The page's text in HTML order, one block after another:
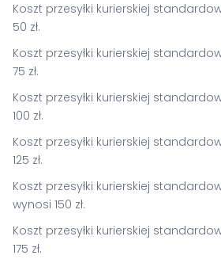
Koszt przesyłki kurierskiej
50 zł.
Koszt przesyłki kurierskiej
75 zł.
Koszt przesyłki kurierskiej
100 zł.
Koszt przesyłki kurierskiej
125 zł.
Koszt przesyłki kurierskiej
wynosi 150 zł.
Koszt przesyłki kurierskiej
175 zł.